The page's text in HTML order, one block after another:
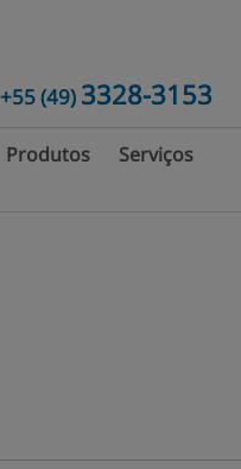
+55(49) 3328-3153
Produtos Serviços